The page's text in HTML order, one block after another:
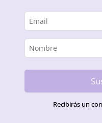
Recibirás un